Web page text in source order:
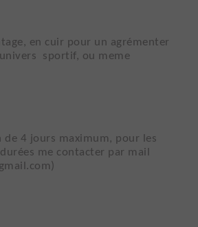
en cuir pour un agrémenter
sportif, ou meme
4 jours maximum, pour les
me contacter par mail